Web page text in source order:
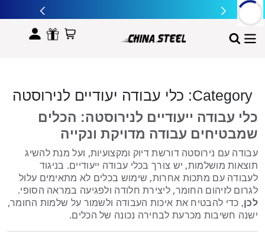
לתוכן
Category: כלי עבודה יעודיים לנירוסטה
כלי עבודה ייעודיים לנירוסטה: הכלים
שמבטיחים עבודה מדויקת ונקייה
עבודה עם נירוסטה דורשת דיוק ומקצועיות, ועל מנת להשיג
תוצאות מושלמות, יש צורך בכלי עבודה ייעודיים. בניגוד
לעבודה עם מתכות אחרות, שימוש בכלים לא מתאימים עלול
לגרום לזיהום החומר, ליצירת חלודה ולפגיעה במראה הסופי.
לכן, כדי להבטיח את איכות העבודה ולשמור על שלמות החומר,
ישנה חשיבות מכרעת לבחירה נכונה של הכלים.